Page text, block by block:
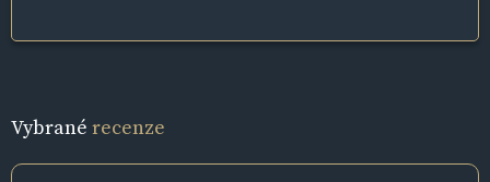
Vybrané recenze